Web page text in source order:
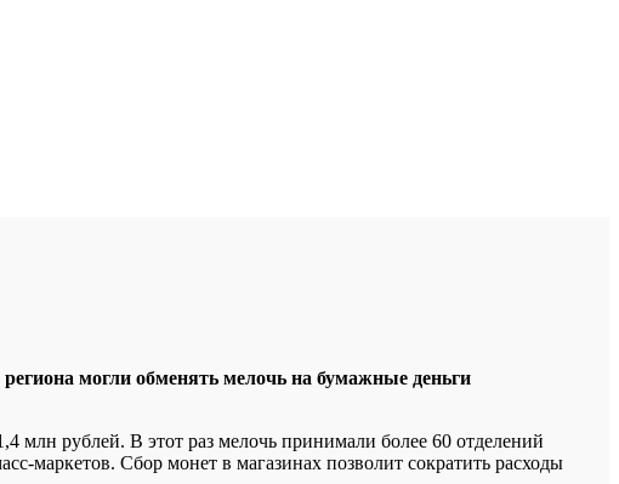
могли обменять мелочь на бумажные деньги
млн рублей. В этот раз мелочь принимали более 60 отделений
маркетов. Сбор монет в магазинах позволит сократить расходы